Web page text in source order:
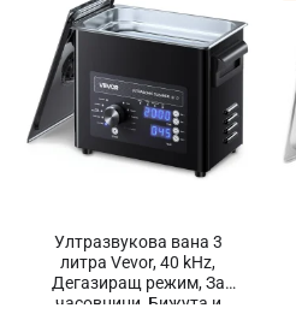
Ултразвукова вана 3
литра Vevor, 40 kHz,
Дегазиращ режим, За
часовници, Бижута и